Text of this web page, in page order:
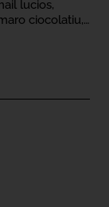
lucios,
ciocolatiu,